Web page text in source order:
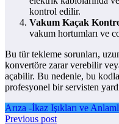
kontrol edilir.
Vakum Kaçak
vakum hortumları ve
Bu tür tekleme sorunları,
konvertöre zarar verebilir
açabilir. Bu nedenle, bu
profesyonel bir servisten
Arıza -İkaz Işıkları ve
Previous post